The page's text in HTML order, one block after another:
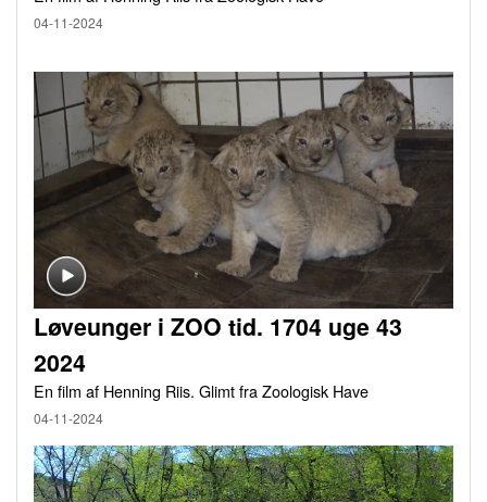
04-11-2024
Løveunger i ZOO tid. 1704 uge 43
2024
En film af Henning Riis. Glimt fra Zoologisk Have
04-11-2024